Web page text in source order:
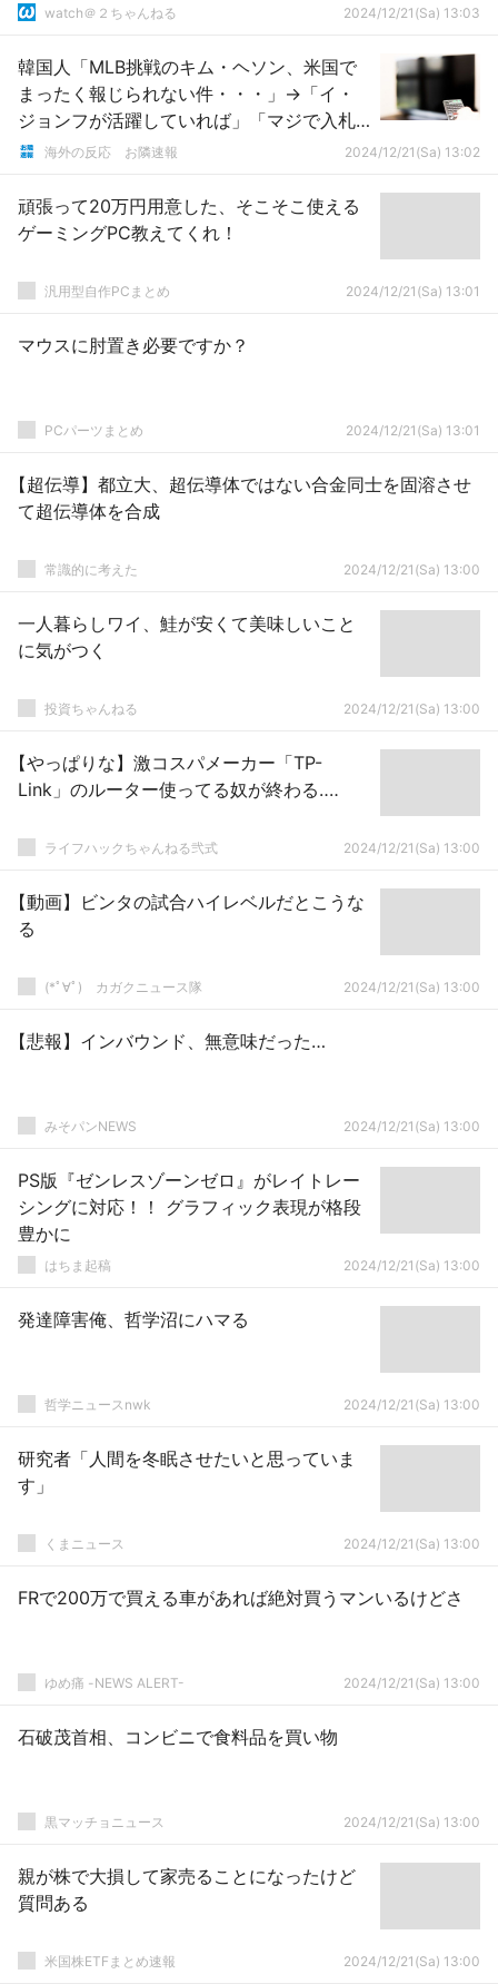
watch＠２ちゃんねる 2024/12/21(Sa) 13:03
韓国人「MLB挑戦のキム・ヘソン、米国で
まったく報じられない件・・・」→「イ・
ジョンフが活躍していれば」「マジで入札
なしになるかもｗｗｗ」「どこでもいいか
海外の反応 お隣速報 2024/12/21(Sa) 13:02
頑張って20万円用意した、そこそこ使える
ゲーミングPC教えてくれ！
汎用型自作PCまとめ 2024/12/21(Sa) 13:01
マウスに肘置き必要ですか？
PCパーツまとめ 2024/12/21(Sa) 13:01
【超伝導】都立大、超伝導体ではない合金同士を固溶させ
て超伝導体を合成
常識的に考えた 2024/12/21(Sa) 13:00
一人暮らしワイ、鮭が安くて美味しいこと
に気がつく
投資ちゃんねる 2024/12/21(Sa) 13:00
【やっぱりな】激コスパメーカー「TP-
Link」のルーター使ってる奴が終わる‥‥
ライフハックちゃんねる弐式 2024/12/21(Sa) 13:00
【動画】ビンタの試合ハイレベルだとこうな
る
(*ﾟ∀ﾟ)ゞカガクニュース隊 2024/12/21(Sa) 13:00
【悲報】インバウンド、無意味だった…
みそパンNEWS 2024/12/21(Sa) 13:00
PS版『ゼンレスゾーンゼロ』がレイトレー
シングに対応！！ グラフィック表現が格段
豊かに
はちま起稿 2024/12/21(Sa) 13:00
発達障害俺、哲学沼にハマる
哲学ニュースnwk 2024/12/21(Sa) 13:00
研究者「人間を冬眠させたいと思っていま
す」
くまニュース 2024/12/21(Sa) 13:00
FRで200万で買える車があれば絶対買うマンいるけどさ
ゆめ痛 -NEWS ALERT- 2024/12/21(Sa) 13:00
石破茂首相、コンビニで食料品を買い物
黒マッチョニュース 2024/12/21(Sa) 13:00
親が株で大損して家売ることになったけど
質問ある
米国株ETFまとめ速報 2024/12/21(Sa) 13:00